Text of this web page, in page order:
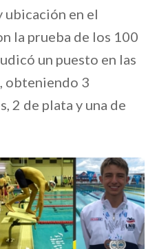
ubicación en el
la prueba de los 100
un puesto en las
obteniendo 3
2 de plata y una de